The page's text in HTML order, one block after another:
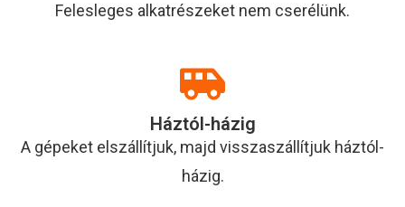
Felesleges alkatrészeket nem cserélünk.
Háztól-házig
A gépeket elszállítjuk, majd visszaszállítjuk háztól-
házig.